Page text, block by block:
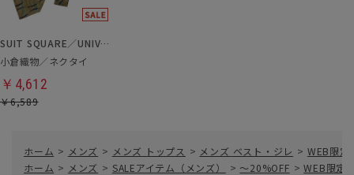
SUIT SQUARE／UNIVERSAL LANGUAGE
小倉織物／ネクタイ
￥4,612
￥6,589
ホーム > メンズ > メンズ トップス > メンズ ベスト・ジレ > WEB限定
ホーム > メンズ > SALEアイテム（メンズ） > ～20%OFF > WEB限定